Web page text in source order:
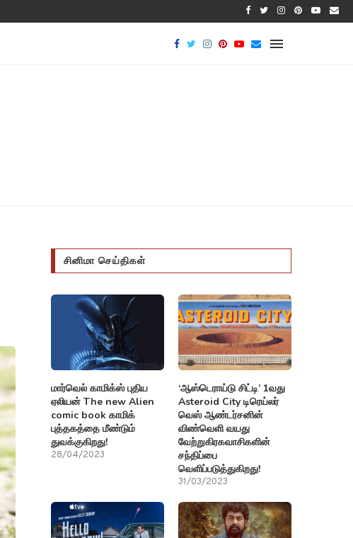
சினிமா செய்திகள்
மார்வெல் காமிக்ஸ் புதிய
ஏலியன் The new Alien
comic book காமிக்
புத்தகத்தை மீண்டும்
துவக்குகிறது!
28/04/2023
‘ஆஸ்டெராய்டு சிட்டி’ 1வது
Asteroid City டிரெய்லர்
வெஸ் ஆண்டர்சனின்
விண்வெளி வயது
வேற்றுகிரகவாசிகளின்
சந்திப்பை
வெளிப்படுத்துகிறது!
31/03/2023